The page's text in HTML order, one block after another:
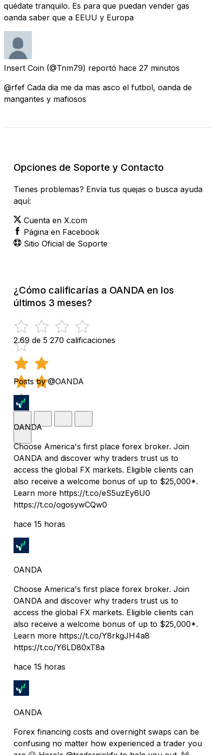
quédate tranquilo. Es para que puedan vender gas
oanda saber que a EEUU y Europa
Insert Coin (@Tnm79) reportó hace 27 minutos
@rfef Cada dia me da mas asco el futbol, oanda de
mangantes y mafiosos
Opciones de Soporte y Contacto
Tienes problemas? Envía tus quejas o busca ayuda
aquí:
Cuenta en X.com
Página en Facebook
Sitio Oficial de Soporte
¿Cómo calificarías a OANDA en los
últimos 3 meses?
2.69 de 5 270 calificaciones
Posts by @OANDA
OANDA
Choose America's first place forex broker. Join
OANDA and discover why traders trust us to
access the global FX markets. Eligible clients can
also receive a welcome bonus of up to $25,000*.
Learn more https://t.co/eS5uzEy6U0
https://t.co/ogosywCQw0
hace 15 horas
OANDA
Choose America's first place forex broker. Join
OANDA and discover why traders trust us to
access the global FX markets. Eligible clients can
also receive a welcome bonus of up to $25,000*.
Learn more https://t.co/Y8rkgJH4a8
https://t.co/Y6LD80xT8a
hace 15 horas
OANDA
Forex financing costs and overnight swaps can be
confusing no matter how experienced a trader you